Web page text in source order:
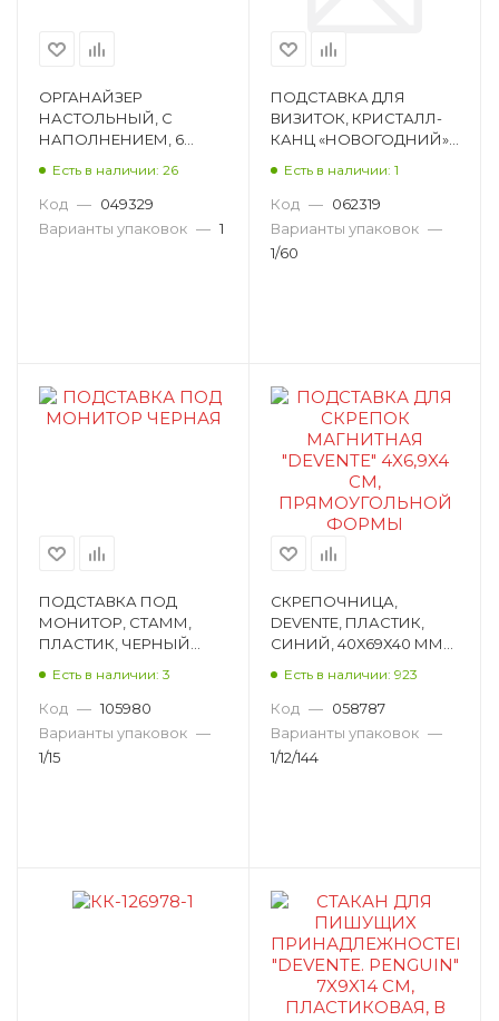
ОРГАНАЙЗЕР
НАСТОЛЬНЫЙ, С
НАПОЛНЕНИЕМ, 6
ЧЕРНЫЙ, 3 ОТДЕЛЕНИЯ
4102302
Есть в наличии: 26
Код — 049329
Варианты упаковок — 1
ПОДСТАВКА ДЛЯ
ВИЗИТОК, КРИСТАЛЛ-
КАНЦ «НОВОГОДНИЙ»,
YQJ3174
Есть в наличии: 1
Код — 062319
Варианты упаковок —
1/60
ПОДСТАВКА ПОД
МОНИТОР, СТАММ,
ПЛАСТИК, ЧЕРНЫЙ
Есть в наличии: 3
Код — 105980
Варианты упаковок —
1/15
СКРЕПОЧНИЦА,
DEVENTE, ПЛАСТИК,
СИНИЙ, 40Х69Х40 ММ
Есть в наличии: 923
Код — 058787
Варианты упаковок —
1/12/144